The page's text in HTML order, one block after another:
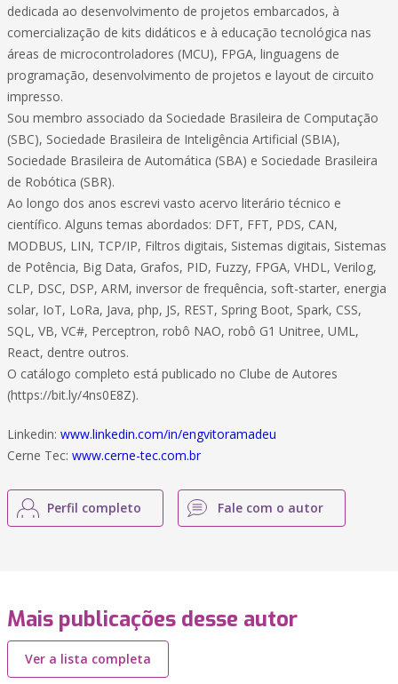
dedicada ao desenvolvimento de projetos embarcados, à
comercialização de kits didáticos e à educação tecnológica nas
áreas de microcontroladores (MCU), FPGA, linguagens de
programação, desenvolvimento de projetos e layout de circuito
impresso.
Sou membro associado da Sociedade Brasileira de Computação
(SBC), Sociedade Brasileira de Inteligência Artificial (SBIA),
Sociedade Brasileira de Automática (SBA) e Sociedade Brasileira
de Robótica (SBR).
Ao longo dos anos escrevi vasto acervo literário técnico e
científico. Alguns temas abordados: DFT, FFT, PDS, CAN,
MODBUS, LIN, TCP/IP, Filtros digitais, Sistemas digitais, Sistemas
de Potência, Big Data, Grafos, PID, Fuzzy, FPGA, VHDL, Verilog,
CLP, DSC, DSP, ARM, inversor de frequência, soft-starter, energia
solar, IoT, LoRa, Java, php, JS, REST, Spring Boot, Spark, CSS,
SQL, VB, VC#, Perceptron, robô NAO, robô G1 Unitree, UML,
React, dentre outros.
O catálogo completo está publicado no Clube de Autores
(https://bit.ly/4ns0E8Z).
Linkedin: www.linkedin.com/in/engvitoramadeu
Cerne Tec: www.cerne-tec.com.br
Perfil completo Fale com o autor
Mais publicações desse autor
Ver a lista completa